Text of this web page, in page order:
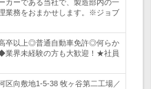
カーである当社で、製造部内の一
業務をおまかせします。※ジョブ
卒以上◎普通自動車免許◎何らか
業界未経験の方も大歓迎！★社員
区向敷地1-5-38 牧ヶ谷第二工場／